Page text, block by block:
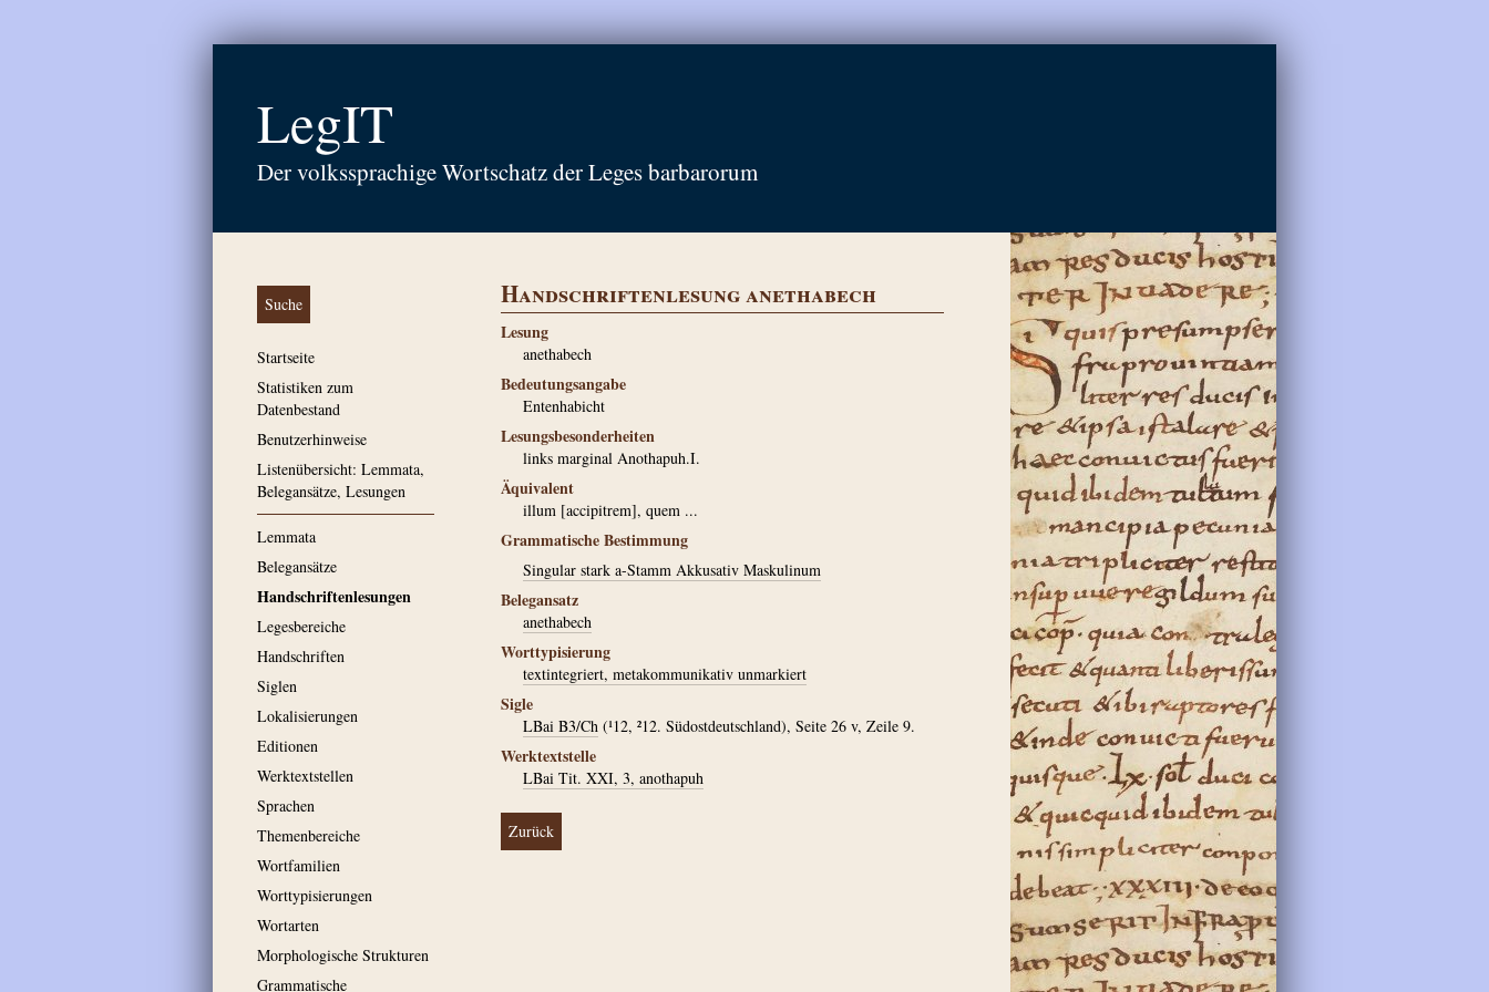
LegIT
Der volkssprachige Wortschatz der Leges barbarorum
Suche
Startseite
Statistiken zum
Datenbestand
Benutzerhinweise
Listenübersicht: Lemmata,
Belegansätze, Lesungen
Lemmata
Belegansätze
Handschriftenlesungen
Legesbereiche
Handschriften
Siglen
Lokalisierungen
Editionen
Werktextstellen
Sprachen
Themenbereiche
Wortfamilien
Worttypisierungen
Wortarten
Morphologische Strukturen
Grammatische
Handschriftenlesung anethabech
Lesung
anethabech
Bedeutungsangabe
Entenhabicht
Lesungsbesonderheiten
links marginal Anothapuh.I.
Äquivalent
illum [accipitrem], quem ...
Grammatische Bestimmung
Singular stark a-Stamm Akkusativ Maskulinum
Belegansatz
anethabech
Worttypisierung
textintegriert, metakommunikativ unmarkiert
Sigle
LBai B3/Ch (¹12, ²12. Südostdeutschland), Seite 26 v, Zeile 9.
Werktextstelle
LBai Tit. XXI, 3, anothapuh
Zurück